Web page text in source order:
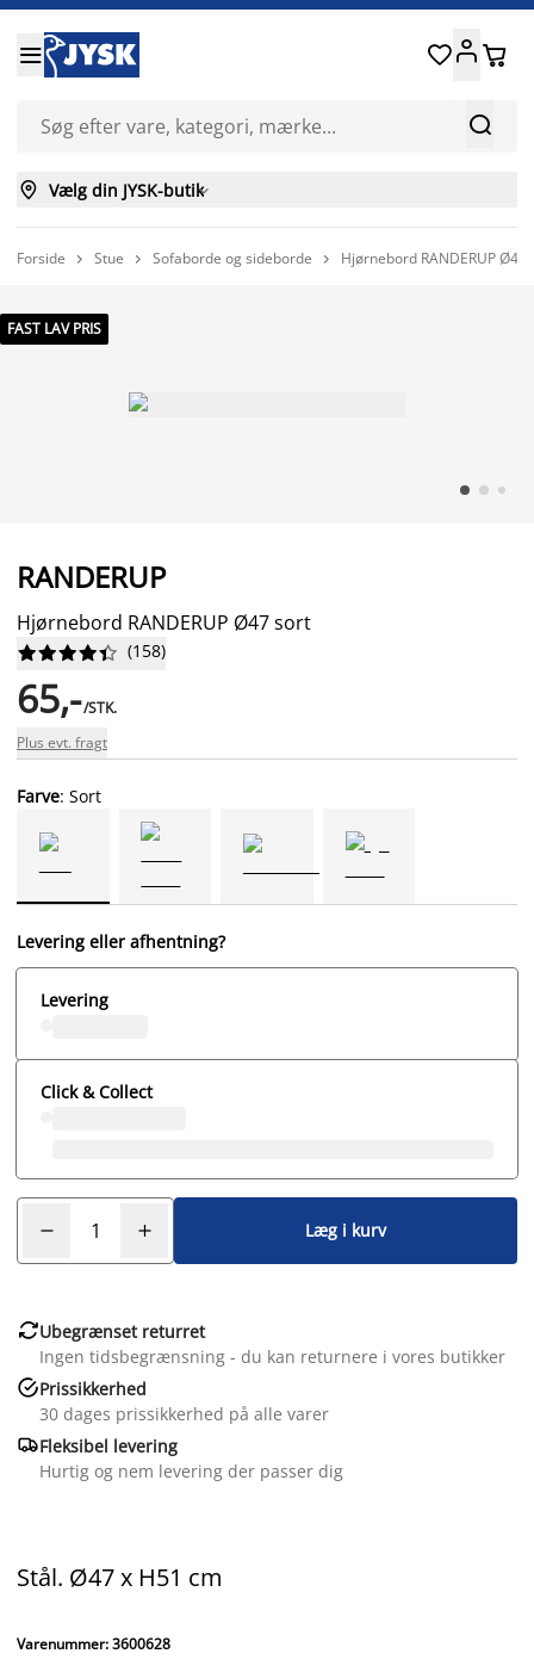


 
 Vælg din JYSK-butik
Forside  Stue  Sofaborde og sideborde  Hjørnebord RANDERUP Ø47
FAST LAV PRIS
RANDERUP
Hjørnebord RANDERUP Ø47 sort





 (158)
65,-/STK.
Plus evt. fragt
Farve: Sort
Levering eller afhentning?
Levering
Click & Collect
Læg i kurv
Ubegrænset returret
Ingen tidsbegrænsning - du kan returnere i vores butikker
Prissikkerhed
30 dages prissikkerhed på alle varer
Fleksibel levering
Hurtig og nem levering der passer dig
Stål. Ø47 x H51 cm
Varenummer: 3600628